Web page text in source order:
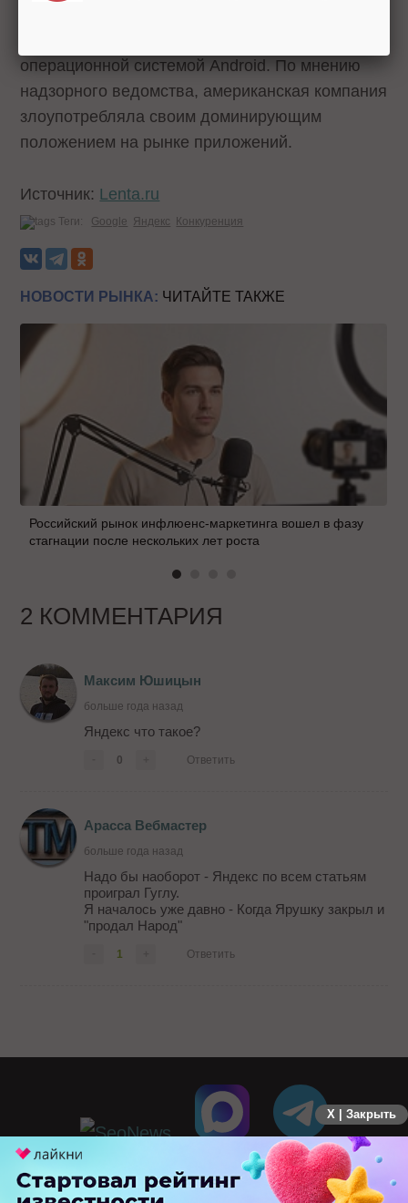
операционной системой Android. По мнению
надзорного ведомства, американская компания
злоупотребляла своим доминирующим
положением на рынке приложений.
Источник: Lenta.ru
Теги: Google Яндекс Конкуренция
НОВОСТИ РЫНКА: ЧИТАЙТЕ ТАКЖЕ
Российский рынок инфлюенс-маркетинга вошел в фазу
стагнации после нескольких лет роста
2 КОММЕНТАРИЯ
Максим Юшицын
больше года назад
Яндекс что такое?
0 Ответить
Арасса Вебмастер
больше года назад
Надо бы наоборот - Яндекс по всем статьям
проиграл Гуглу.
Я началось уже давно - Когда Ярушку закрыл и
"продал Народ"
1 Ответить
X | Закрыть
ПЕРЕЙТИ НА ПОЛНУЮ ВЕРСИЮ
© SEOnews.ru Все права защищены. 2026